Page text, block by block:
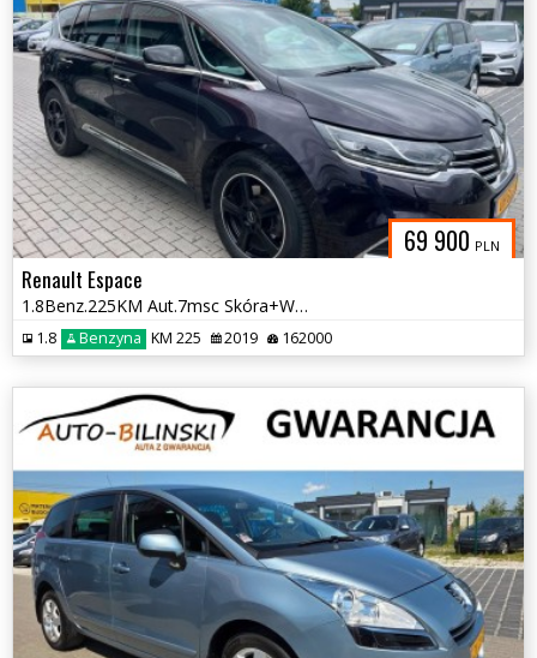
69 900 PLN
Renault Espace
1.8Benz.225KM Aut.7msc Skóra+Went+4xGrzane Szyber Kamera Opłaty Gwaran
1.8 Benzyna KM 225 2019 162000